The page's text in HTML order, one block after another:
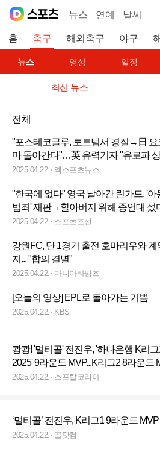
뉴스 연예 날씨
홈 축구 해외축구 야구
뉴스 영상 일정
최신 뉴스
전체
"포스테코글루, 토트넘서 경질→日 요
마 돌아간다"…英 유력기자 "유로파
이 경질"
2025.04.22. 엑스포츠뉴스
"한국에 없다" 영국 날아간 린가드, '아
범죄' 재판→할아버지 위해 증언대
FC서울, 주말 경기 뛰는 조건 허락
2025.04.22. 스포츠조선
강원FC, 단 1경기 출전 호마리우와 계
지... "합의 결별"
2025.04.22. 마니아타임즈
[오늘의 영상] EPL로 돌아가는 기쁨
2025.04.22. KBS
쾅쾅! '멀티골' 전진우, '하나은행 K리
2025' 9라운드 MVP...K리그2 8라운드
는 브루노
2025.04.22. 스포탈코리아
‘멀티골’ 전진우, K리그1 9라운드
2025.04.22. 골닷컴